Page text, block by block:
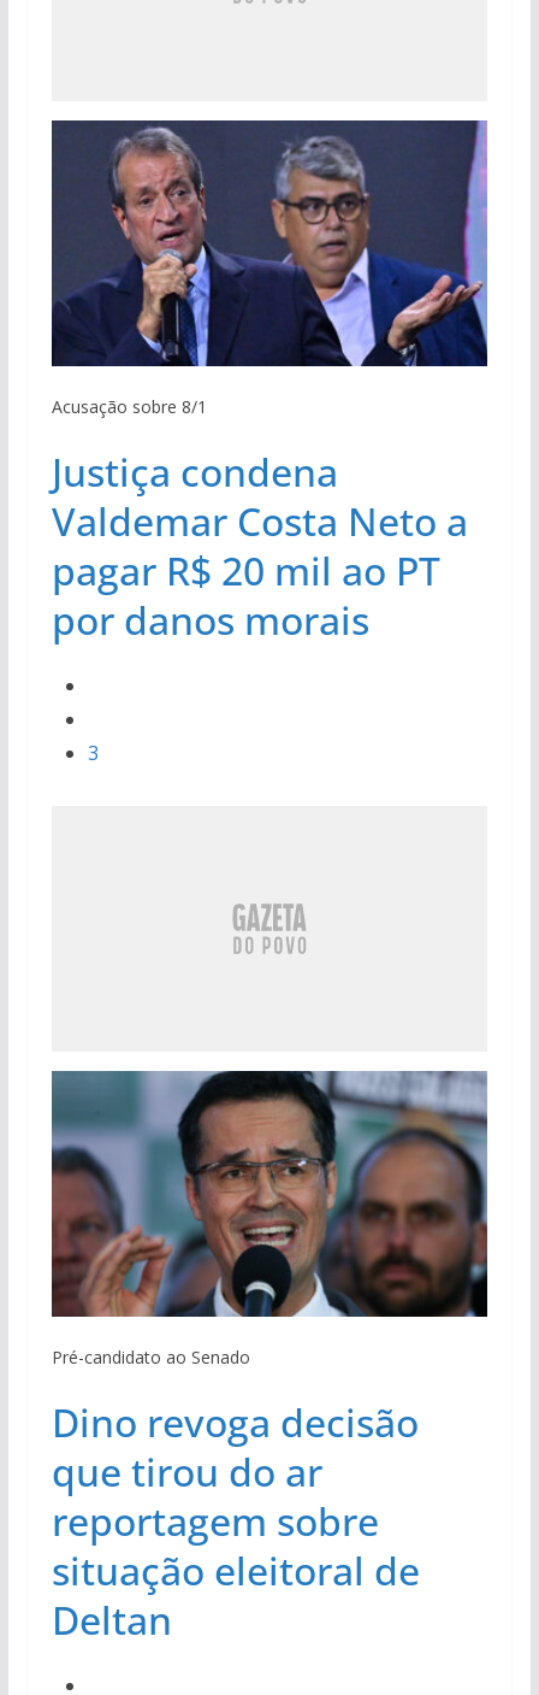
Acusação sobre 8/1
Justiça condena
Valdemar Costa Neto a
pagar R$ 20 mil ao PT
por danos morais
3
Pré-candidato ao Senado
Dino revoga decisão
que tirou do ar
reportagem sobre
situação eleitoral de
Deltan